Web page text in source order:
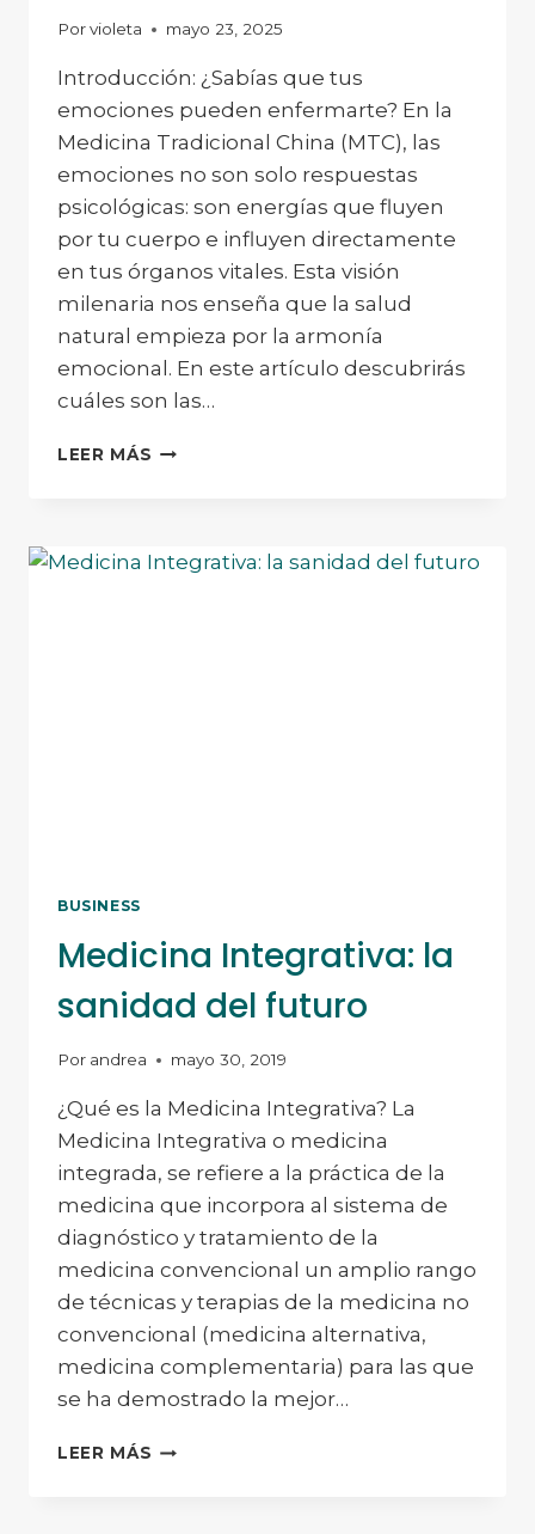
Porvioleta mayo 23, 2025
Introducción: ¿Sabías que tus
emociones pueden enfermarte? En la
Medicina Tradicional China (MTC), las
emociones no son solo respuestas
psicológicas: son energías que fluyen
por tu cuerpo e influyen directamente
en tus órganos vitales. Esta visión
milenaria nos enseña que la salud
natural empieza por la armonía
emocional. En este artículo descubrirás
cuáles son las…
LEER MÁS LAS
MEDICINA
BUSINESS
Medicina Integrativa: la
sanidad del futuro
Por andrea mayo 30, 2019
¿Qué es la Medicina Integrativa? La
Medicina Integrativa o medicina
integrada, se refiere a la práctica de la
medicina que incorpora al sistema de
diagnóstico y tratamiento de la
medicina convencional un amplio rango
de técnicas y terapias de la medicina no
convencional (medicina alternativa,
medicina complementaria) para las que
se ha demostrado la mejor…
LEER MÁS MEDICINA